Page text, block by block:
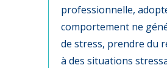
professionnelle,
comportement ne
de stress, prendre du
à des situations